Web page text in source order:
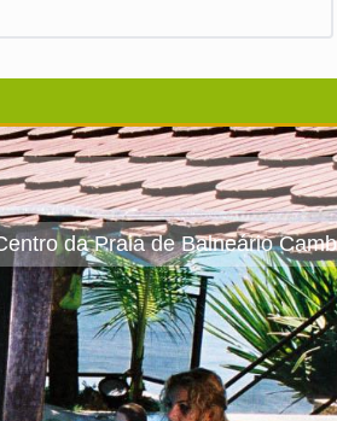
da Praia de Balneário